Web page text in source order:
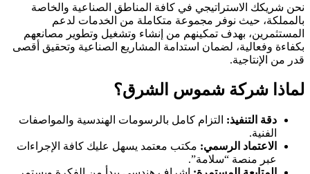
شريكك الاستراتيجي في كافة المناطق الصناعية والخاصة
حيث نوفر مجموعة متكاملة من الخدمات لدعم
بهدف تمكينهم من إنشاء وتشغيل وتطوير مصانعهم
وفعالية، لضمان استدامة المشاريع الصناعية وتحقيق أقصى
من الإنتاجية.
شركة شموس الشرق؟
دقة التنفيذ:التزام كامل بالرسومات الهندسية والمواصفات
الفنية.
الاعتماد الرسمي:مكتب معتمد يسهل عليك كافة الإجراءات
عبر منصة “سلامة”.